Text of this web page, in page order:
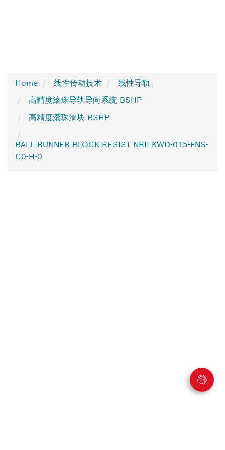
Home 线性传动技术
线性导轨
高精度滚珠导轨导向系统 BSHP
高精度滚珠滑块 BSHP
BALL RUNNER BLOCK RESIST NRII KWD-015-FNS-
C0-H-0